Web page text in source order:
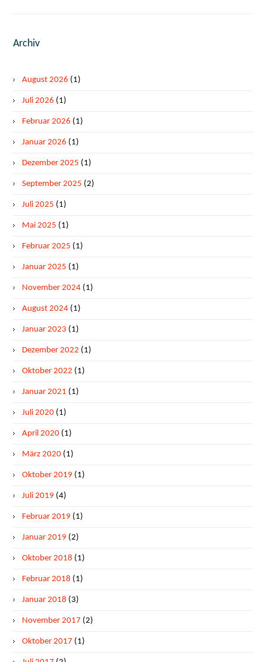
Archiv
August 2026 (1)
Juli 2026 (1)
Februar 2026 (1)
Januar 2026 (1)
Dezember 2025 (1)
September 2025 (2)
Juli 2025 (1)
Mai 2025 (1)
Februar 2025 (1)
Januar 2025 (1)
November 2024 (1)
August 2024 (1)
Januar 2023 (1)
Dezember 2022 (1)
Oktober 2022 (1)
Januar 2021 (1)
Juli 2020 (1)
April 2020 (1)
März 2020 (1)
Oktober 2019 (1)
Juli 2019 (4)
Februar 2019 (1)
Januar 2019 (2)
Oktober 2018 (1)
Februar 2018 (1)
Januar 2018 (3)
November 2017 (2)
Oktober 2017 (1)